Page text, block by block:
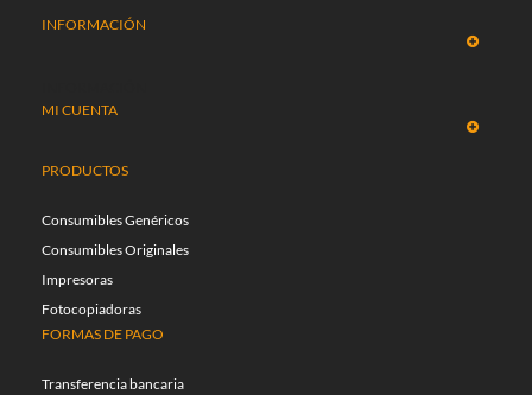
INFORMACIÓN
MI CUENTA
PRODUCTOS
Consumibles Genéricos
Consumibles Originales
Impresoras
Fotocopiadoras
FORMAS DE PAGO
Transferencia bancaria